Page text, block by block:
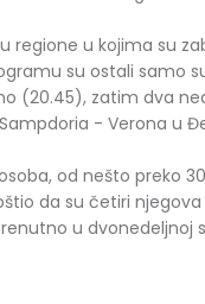
regione u kojima su
su ostali samo
(20.45), zatim dva
- Verona u
od nešto preko
da su četiri
u dvonedeljnoj